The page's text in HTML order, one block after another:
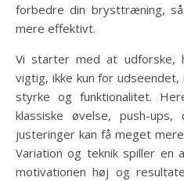
forbedre din brysttræning,
mere effektivt.
Vi starter med at udforske,
vigtig, ikke kun for
styrke og funktionalitet.
klassiske øvelse, push-
justeringer kan få meget
Variation og teknik spiller en
motivationen høj og